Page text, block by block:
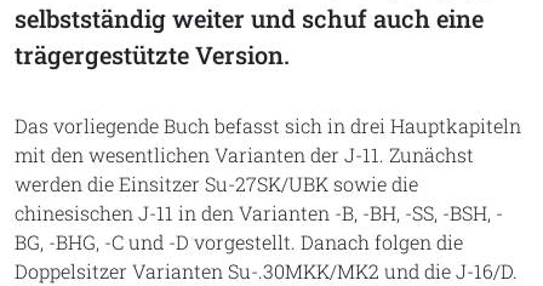
selbstständig weiter und schuf auch eine
trägergestützte Version.
Das vorliegende Buch befasst sich in drei Hauptkapiteln
mit den wesentlichen Varianten der J-11. Zunächst
werden die Einsitzer Su-27SK/UBK sowie die
chinesischen J-11 in den Varianten -B, -BH, -SS, -BSH, -
BG, -BHG, -C und -D vorgestellt. Danach folgen die
Doppelsitzer Varianten Su-.30MKK/MK2 und die J-16/D.